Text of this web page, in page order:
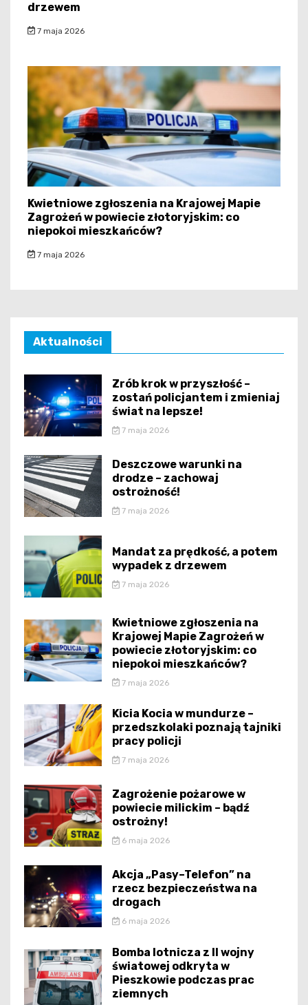
drzewem
7 maja 2026
Kwietniowe zgłoszenia na Krajowej Mapie
Zagrożeń w powiecie złotoryjskim: co
niepokoi mieszkańców?
7 maja 2026
Aktualności
Zrób krok w przyszłość –
zostań policjantem i zmieniaj
świat na lepsze!
7 maja 2026
Deszczowe warunki na
drodze – zachowaj
ostrożność!
7 maja 2026
Mandat za prędkość, a potem
wypadek z drzewem
7 maja 2026
Kwietniowe zgłoszenia na
Krajowej Mapie Zagrożeń w
powiecie złotoryjskim: co
niepokoi mieszkańców?
7 maja 2026
Kicia Kocia w mundurze –
przedszkolaki poznają tajniki
pracy policji
7 maja 2026
Zagrożenie pożarowe w
powiecie milickim – bądź
ostrożny!
6 maja 2026
Akcja „Pasy–Telefon” na
rzecz bezpieczeństwa na
drogach
6 maja 2026
Bomba lotnicza z II wojny
światowej odkryta w
Pieszkowie podczas prac
ziemnych